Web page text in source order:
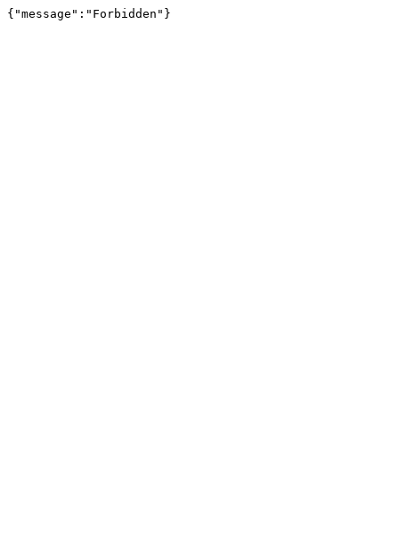
{"message":"Forbidden"}